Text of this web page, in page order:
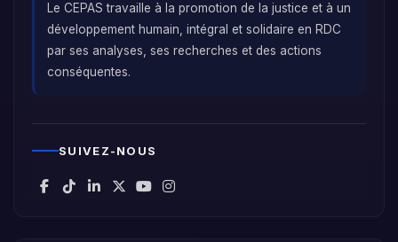
Le CEPAS travaille à la promotion de la justice et à un
développement humain, intégral et solidaire en RDC
par ses analyses, ses recherches et des actions
conséquentes.
SUIVEZ-NOUS